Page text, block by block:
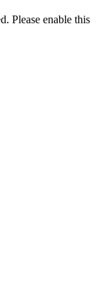
Please enable this